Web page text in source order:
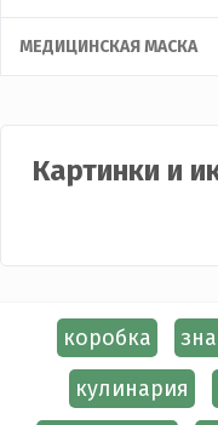
МЕДИЦИНСКАЯ МАСКА
Картинки и
коробка
кулинария